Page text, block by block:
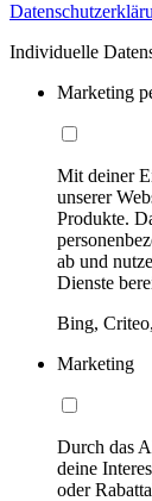
Individuelle
Marketing
Mit deiner
unserer
Produkte.
ab und
Dienste
Bing,
Marketing
Durch das
deine
oder